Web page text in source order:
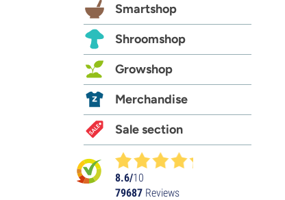
Smartshop
Shroomshop
Growshop
Merchandise
Sale section
8.6/10
79687 Reviews